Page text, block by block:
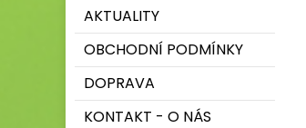
AKTUALITY
OBCHODNÍ PODMÍNKY
DOPRAVA
KONTAKT - O NÁS